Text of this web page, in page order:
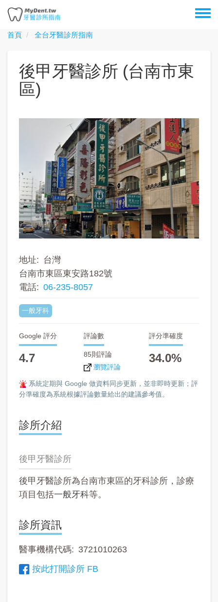
移
主首頁 全台牙醫診所指南
後甲牙醫診所 (台南市東
區)
地址
台灣
台南市東區東安路182號
電話
06-235-8057
一般牙科
Google 評分
4.7
評論數
85則評論
瀏覽評論
評分準確度
34.0%
系統定期與 Google 做資料同步更新，並非即時更新；評
分準確度為系統根據評論數量給出的建議參考值。
診所介紹
後甲牙醫診所
後甲牙醫診所為台南市東區的牙科診所，診療
項目包括一般牙科等。
診所資訊
醫事機構代碼
3721010263
按此打開診所 FB